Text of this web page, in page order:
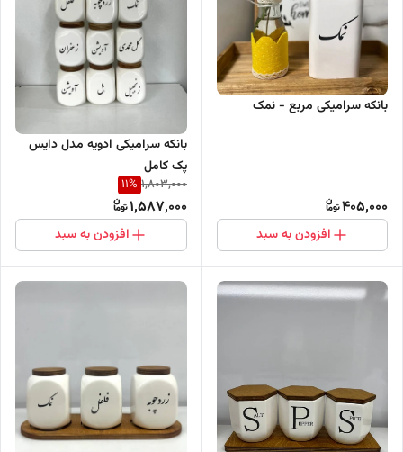
بانکه سرامیکی مربع - نمک
405,000
افزودن به سبد
بانکه سرامیکی ادویه مدل دایس
پک کامل
1,803,000
11%
1,587,000
افزودن به سبد